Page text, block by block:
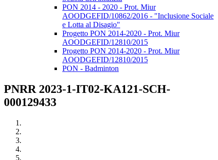
PON 2014 - 2020 - Prot. Miur
AOODGEFID/10862/2016 - "Inclusione Sociale
e Lotta al Disagio"
Progetto PON 2014-2020 - Prot. Miur
AOODGEFID/12810/2015
Progetto PON 2014-2020 - Prot. Miur
AOODGEFID/12810/2015
PON - Badminton
PNRR 2023-1-IT02-KA121-SCH-
000129433